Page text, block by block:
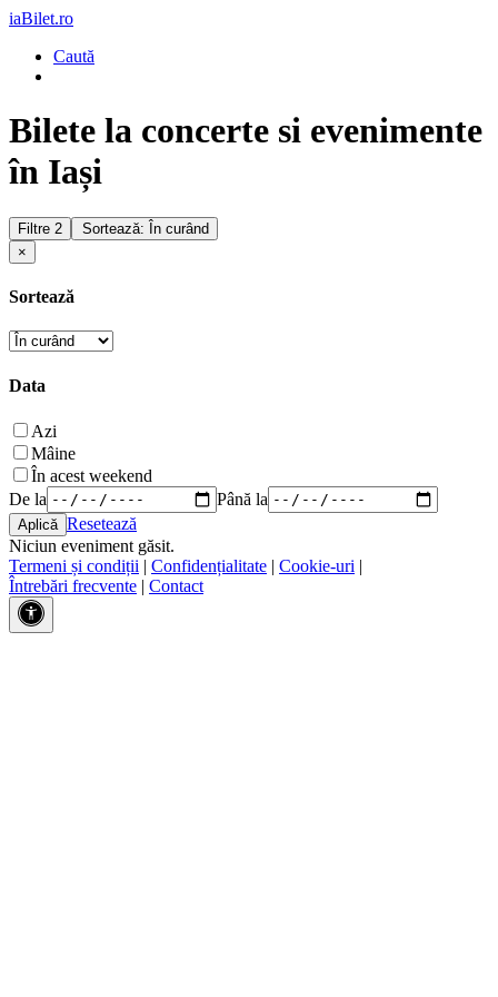
iaBilet.ro
Caută
Bilete la concerte si evenimente
în Iași
Filtre 2
Sortează: În curând
×
Sortează
Data
Azi
Mâine
În acest weekend
De la
Până la
Resetează
Niciun eveniment găsit.
Termeni și condiții | Confidențialitate | Cookie-uri |
Întrebări frecvente | Contact